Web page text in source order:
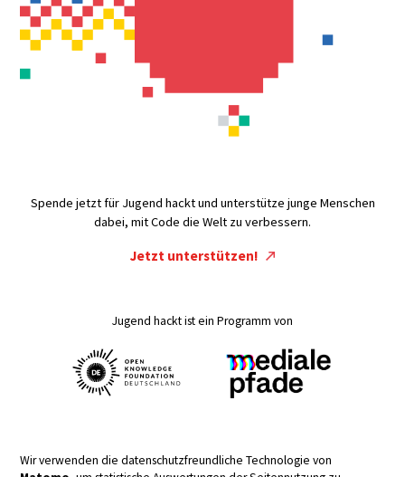
Spende jetzt für Jugend hackt und unterstütze junge Menschen
dabei, mit Code die Welt zu verbessern.
Jetzt unterstützen!
Jugend hackt ist ein Programm von
Wir verwenden die datenschutzfreundliche Technologie von